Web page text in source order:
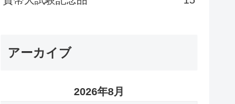
アーカイブ
2026年8月